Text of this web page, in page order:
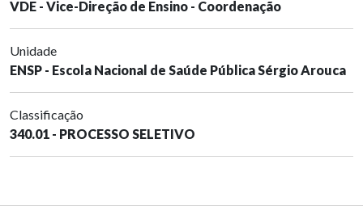
VDE - Vice-Direção de Ensino - Coordenação
Unidade
ENSP - Escola Nacional de Saúde Pública Sérgio Arouca
Classificação
340.01 - PROCESSO SELETIVO